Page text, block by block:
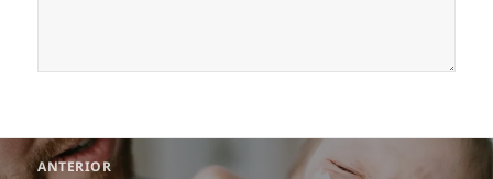
Navegación
ANTERIOR